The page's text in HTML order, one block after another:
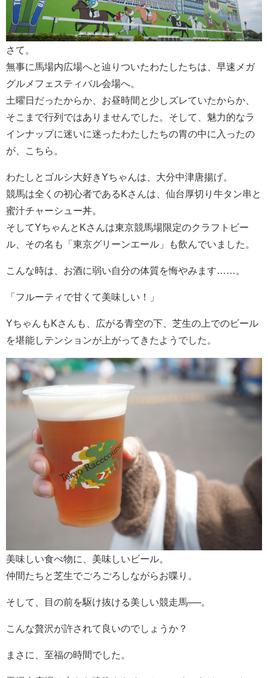
さて。
無事に馬場内広場へと辿りついたわたしたちは、早速メガ
グルメフェスティバル会場へ。
土曜日だったからか、お昼時間と少しズレていたからか、
そこまで行列ではありませんでした。そして、魅力的なラ
インナップに迷いに迷ったわたしたちの胃の中に入ったの
が、こちら。
わたしとゴルシ大好きYちゃんは、大分中津唐揚げ。
競馬は全くの初心者であるKさんは、仙台厚切り牛タン串と
蜜汁チャーシュー丼。
そしてYちゃんとKさんは東京競馬場限定のクラフトビー
ル、その名も「東京グリーンエール」も飲んでいました。
こんな時は、お酒に弱い自分の体質を悔やみます……。
「フルーティで甘くて美味しい！」
YちゃんもKさんも、広がる青空の下、芝生の上でのビール
を堪能しテンションが上がってきたようでした。
美味しい食べ物に、美味しいビール。
仲間たちと芝生でごろごろしながらお喋り。
そして、目の前を駆け抜ける美しい競走馬──。
こんな贅沢が許されて良いのでしょうか？
まさに、至福の時間でした。